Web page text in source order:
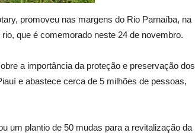
promoveu nas margens do Rio Parnaíba, na
que é comemorado neste 24 de novembro.
a importância da proteção e preservação dos
e abastece cerca de 5 milhões de pessoas,
um plantio de 50 mudas para a revitalização da